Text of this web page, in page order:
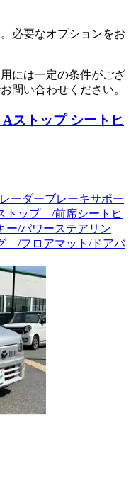
必要なオプションをお
には一定の条件がござ
問い合わせください。
ストップ シートヒ
ーダーブレーキサポー
トップ /前席シートヒ
/パワーステアリン
/フロアマット/ドアバ